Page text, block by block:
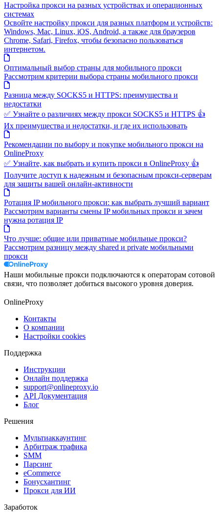
Настройка прокси на разных устройствах и операционных
системах
Освойте настройку прокси для разных платформ и устройств:
Windows, Mac, Linux, iOS, Android, а также для браузеров
Chrome, Safari, Firefox, чтобы безопасно пользоваться
интернетом.
Оптимальный выбор страны для мобильного прокси
Рассмотрим критерии выбора страны мобильного прокси
Разница между SOCKS5 и HTTPS: преимущества и
недостатки
✅ Узнайте о различиях между прокси SOCKS5 и HTTPS 👍
Их преимущества и недостатки, и где их использовать
Рекомендации по выбору и покупке мобильного прокси на
OnlineProxy
✅ Узнайте, как выбрать и купить прокси в OnlineProxy 👍
Получите доступ к надежным и безопасным прокси-серверам
для защиты вашей онлайн-активности
Ротация IP мобильного прокси: как выбрать лучший вариант
Рассмотрим варианты смены IP мобильных прокси и зачем
нужна ротация IP
Что лучше: общие или приватные мобильные прокси?
Рассмотрим разницу между shared и private мобильными
прокси
Наши мобильные прокси подключаются к операторам сотовой
связи, что позволяет добиться высокого уровня доверия.
OnlineProxy
Контакты
О компании
Настройки cookies
Поддержка
Инструкции
Онлайн поддержка
support@onlineproxy.io
API Документация
Блог
Решения
Мультиаккаунтинг
Арбитраж трафика
SMM
Парсинг
eCommerce
Бонусхантинг
Прокси для ИИ
Заработок